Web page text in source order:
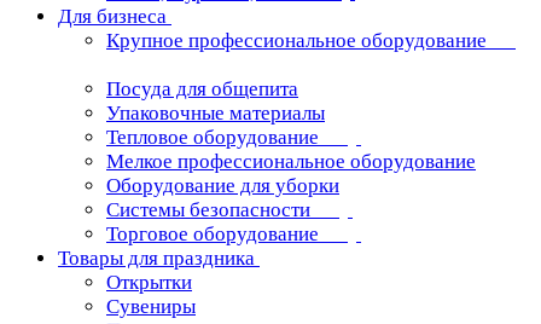
Для бизнеса
Крупное профессиональное оборудование
Посуда для общепита
Упаковочные материалы
Тепловое оборудование
Мелкое профессиональное оборудование
Оборудование для уборки
Системы безопасности
Торговое оборудование
Товары для праздника
Открытки
Сувениры